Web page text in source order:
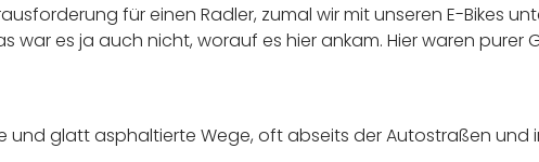
für einen Radler, zumal wir mit unseren E-Bikes
es ja auch nicht, worauf es hier ankam. Hier waren purer
glatt asphaltierte Wege, oft abseits der Autostraßen und